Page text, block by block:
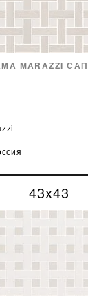
MARAZZI
43x43